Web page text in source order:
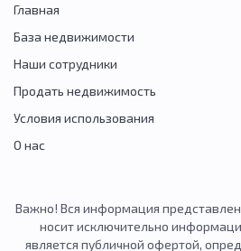
Главная
База недвижимости
Наши сотрудники
Продать недвижимость
Условия использования
О нас
Важно! Вся информация
носит исключительно
является публичной офертой,